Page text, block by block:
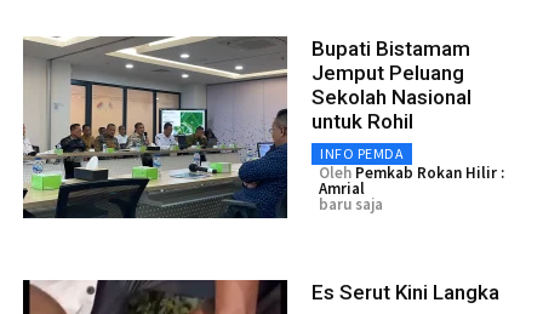
Bupati Bistamam
Jemput Peluang
Sekolah Nasional
untuk Rohil
INFO PEMDA
Oleh Pemkab Rokan Hilir :
Amrial
baru saja
Es Serut Kini Langka